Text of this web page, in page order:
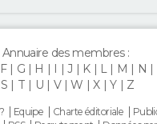
Annuaire des membres :
F G H I J K L M N
S
T U V W X Y Z
Equipe Charte éditoriale